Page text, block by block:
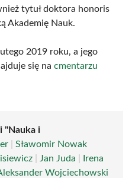
tytuł doktora honoris
Akademię Nauk.
2019 roku, a jego
się na cmentarzu
"Nauka i
Sławomir Nowak
Jan Juda
Irena
Wojciechowski